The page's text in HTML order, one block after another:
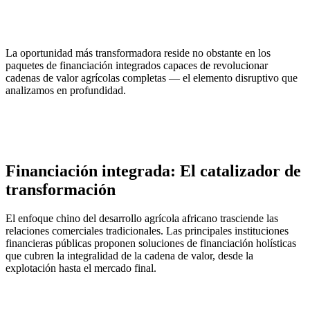
La oportunidad más transformadora reside no obstante en los
paquetes de financiación integrados capaces de revolucionar
cadenas de valor agrícolas completas — el elemento disruptivo que
analizamos en profundidad.
Financiación integrada: El catalizador de
transformación
El enfoque chino del desarrollo agrícola africano trasciende las
relaciones comerciales tradicionales. Las principales instituciones
financieras públicas proponen soluciones de financiación holísticas
que cubren la integralidad de la cadena de valor, desde la
explotación hasta el mercado final.